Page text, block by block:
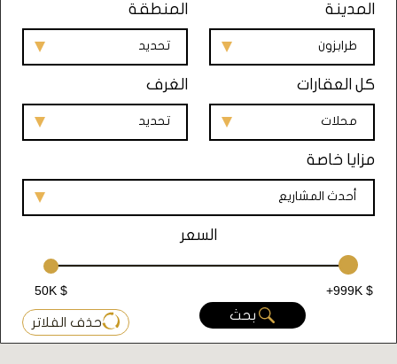
المدينة
طرابزون
المنطقة
تحديد
كل العقارات
محلات
الغرف
تحديد
مزايا خاصة
أحدث المشاريع
السعر
50K $
+999K $
بحث
حذف الفلاتر